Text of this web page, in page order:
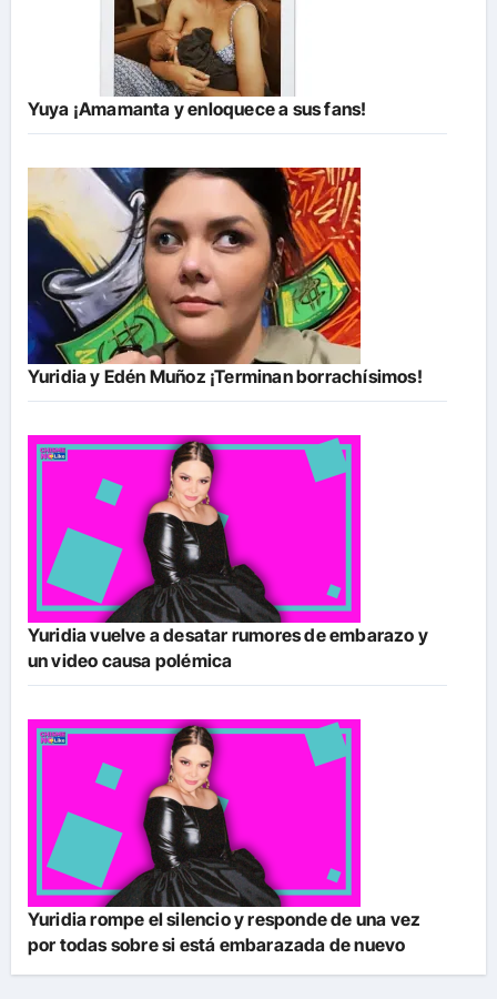
Yuya ¡Amamanta y enloquece a sus fans!
Yuridia y Edén Muñoz ¡Terminan borrachísimos!
Yuridia vuelve a desatar rumores de embarazo y
un video causa polémica
Yuridia rompe el silencio y responde de una vez
por todas sobre si está embarazada de nuevo